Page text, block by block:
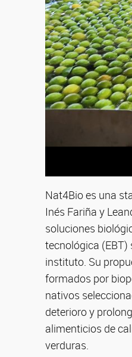
Nat4Bio es una
Inés Fariña y
soluciones
tecnológica (EBT)
instituto. Su
formados por
nativos
deterioro y
alimenticios de
verduras.